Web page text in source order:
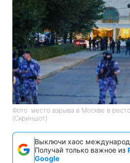
Фото: место взрыва в Москве в
(Скриншот)
Выключи хаос
Получай только важное из
Google